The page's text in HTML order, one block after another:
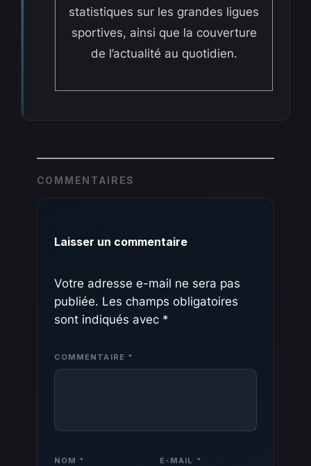
statistiques sur les grandes ligues
sportives, ainsi que la couverture
de l’actualité au quotidien.
COMMENTAIRES
Laisser un commentaire
Votre adresse e-mail ne sera pas
publiée. Les champs obligatoires
sont indiqués avec *
COMMENTAIRE *
NOM * E-MAIL *